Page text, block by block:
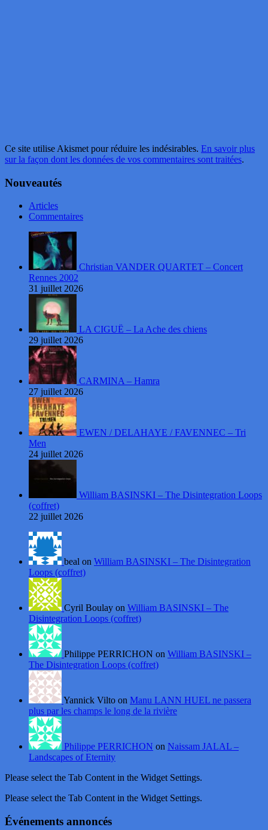
Ce site utilise Akismet pour réduire les indésirables. En savoir plus
sur la façon dont les données de vos commentaires sont traitées.
Nouveautés
Articles
Commentaires
Christian VANDER QUARTET – Concert
Rennes 2002
31 juillet 2026
LA CIGUË – La Ache des chiens
29 juillet 2026
CARMINA – Hamra
27 juillet 2026
EWEN / DELAHAYE / FAVENNEC – Tri
Men
24 juillet 2026
William BASINSKI – The Disintegration Loops
(coffret)
22 juillet 2026
beal on William BASINSKI – The Disintegration
Loops (coffret)
Cyril Boulay on William BASINSKI – The
Disintegration Loops (coffret)
Philippe PERRICHON on William BASINSKI –
The Disintegration Loops (coffret)
Yannick Vilto on Manu LANN HUEL ne passera
plus par les champs le long de la rivière
Philippe PERRICHON on Naissam JALAL –
Landscapes of Eternity
Please select the Tab Content in the Widget Settings.
Please select the Tab Content in the Widget Settings.
Événements annoncés